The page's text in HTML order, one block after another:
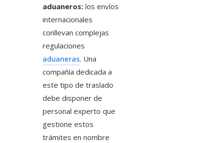
aduaneros: los envíos
internacionales
conllevan complejas
regulaciones
aduaneras. Una
compañía dedicada a
este tipo de traslado
debe disponer de
personal experto que
gestione estos
trámites en nombre